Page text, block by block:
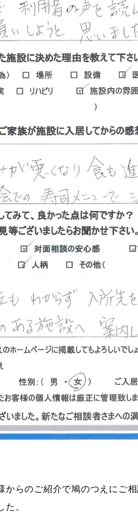
らのご紹介で鳩のつえにご相
。